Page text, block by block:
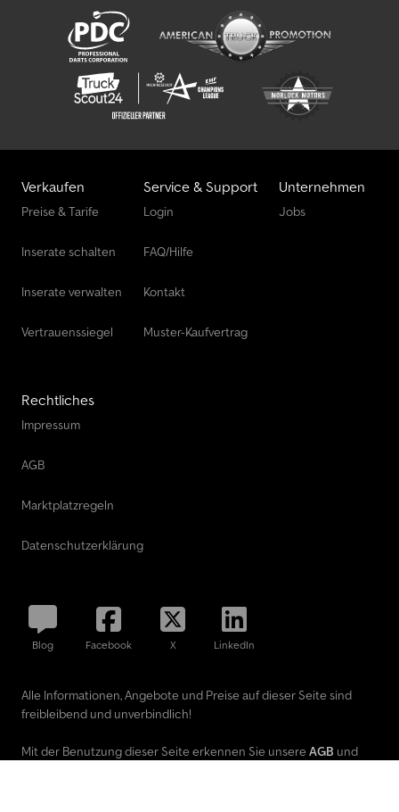
Verkaufen
Preise & Tarife
Inserate schalten
Inserate verwalten
Vertrauenssiegel
Service & Support
Login
FAQ/Hilfe
Kontakt
Muster-Kaufvertrag
Unternehmen
Jobs
Rechtliches
Impressum
AGB
Marktplatzregeln
Datenschutzerklärung
Blog Facebook X LinkedIn
Alle Informationen, Angebote und Preise auf dieser Seite sind
freibleibend und unverbindlich!
Mit der Benutzung dieser Seite erkennen Sie unsere AGB und